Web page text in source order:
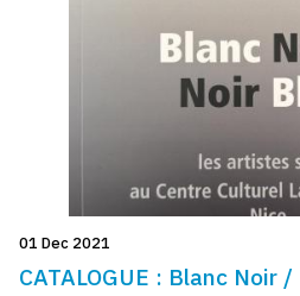
01 Dec 2021
CATALOGUE : Blanc Noir